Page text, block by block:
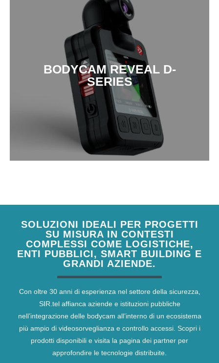
BODYCAM REVEAL D-
SERIES
SCOPRI DI PIÙ
SOLUZIONI IDEALI PER PROGETTI
SU MISURA IN CONTESTI
COMPLESSI COME LOGISTICHE,
ENTI PUBBLICI, SMART BUILDING E
GRANDI AZIENDE.
Con oltre 30 anni di esperienza nel settore della sicurezza,
SIR.tel affianca aziende e istituzioni pubbliche
nell’integrazione delle bodycam all’interno di un ecosistema
più ampio di videosorveglianza e controllo accessi. Scopri i
prodotti disponibili e visita la pagina dei partner per
approfondire le tecnologie distribuite.